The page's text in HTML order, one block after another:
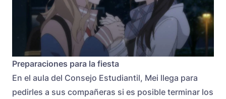
Preparaciones para la fiesta
En el aula del Consejo Estudiantil, Mei llega para
pedirles a sus compañeras si es posible terminar los